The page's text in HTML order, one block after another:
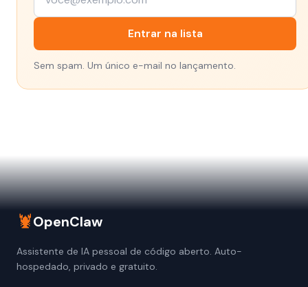
Entrar na lista
Sem spam. Um único e-mail no lançamento.
🦞OpenClaw
Assistente de IA pessoal de código aberto. Auto-
hospedado, privado e gratuito.